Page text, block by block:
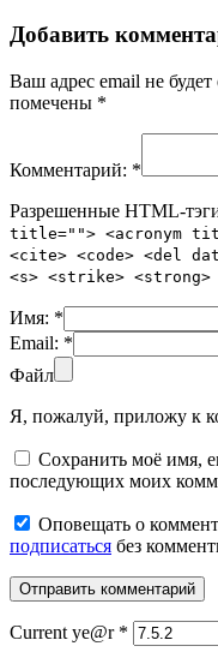
Добавить
Ваш адрес email не
помечены *
Комментарий: *
Разрешенные HTML-
title=""> <acronym
<cite> <code> <del
<s> <strike> <strong>
Имя: *
Email: *
Файл
Я, пожалуй, приложу к
Сохранить моё имя,
последующих моих
Оповещать о
подписаться без
Current ye@r *